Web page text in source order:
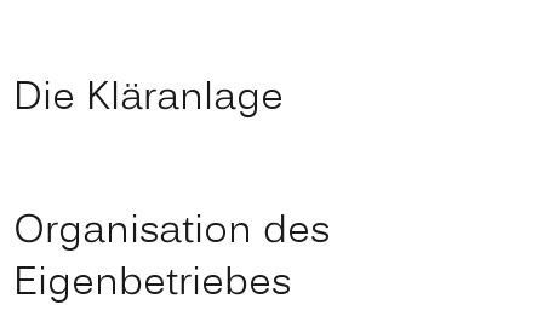
Die Kläranlage
Organisation des
Eigenbetriebes